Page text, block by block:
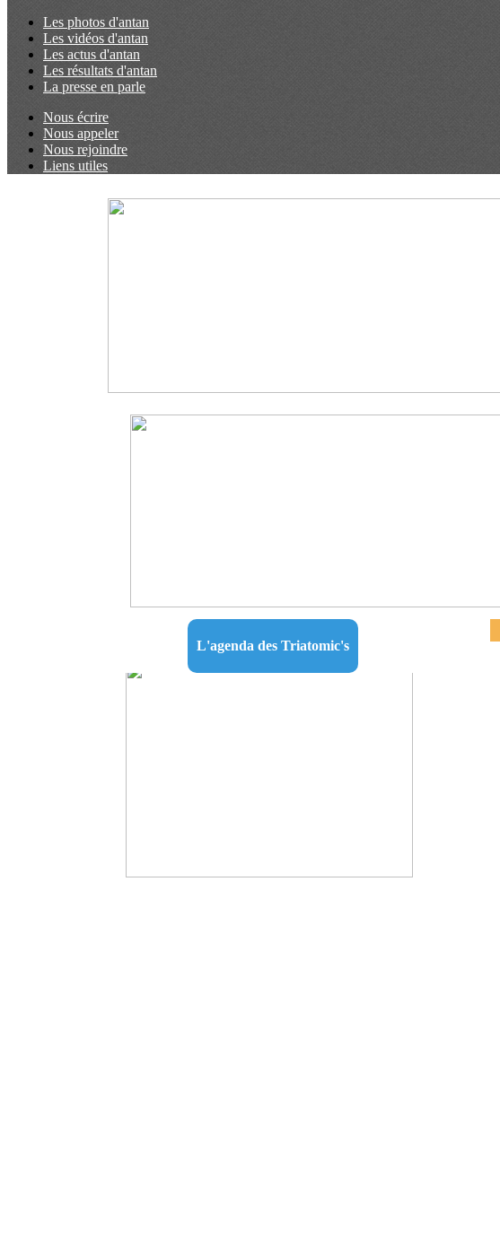
Les photos d'antan
Les vidéos d'antan
Les actus d'antan
Les résultats d'antan
La presse en parle
Nous écrire
Nous appeler
Nous rejoindre
Liens utiles
L'agenda des Triatomic's